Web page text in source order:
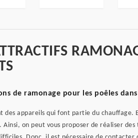
de ramonage pour les poêles
des appareils qui font partie du
on peut vous proposer de réaliser